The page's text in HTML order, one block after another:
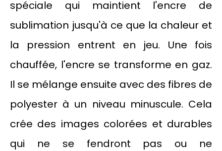
spéciale qui maintient l'encre de
sublimation jusqu'à ce que la chaleur et
la pression entrent en jeu. Une fois
chauffée, l'encre se transforme en gaz.
Il se mélange ensuite avec des fibres de
polyester à un niveau minuscule. Cela
crée des images colorées et durables
qui ne se fendront pas ou ne